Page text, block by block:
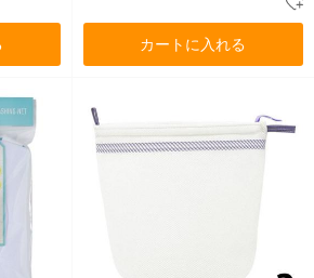
カートに入れる